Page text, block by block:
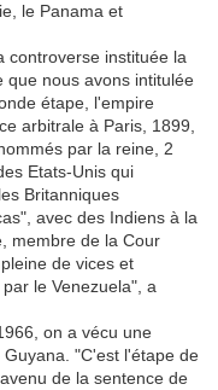
le Panama et
controverse instituée la
que nous avons intitulée
étape, l'empire
arbitrale à Paris, 1899,
par la reine, 2
Etats-Unis qui
Britanniques
avec des Indiens à la
membre de la Cour
de vices et
le Venezuela", a
on a vécu une
"C'est l'étape de
de la sentence de